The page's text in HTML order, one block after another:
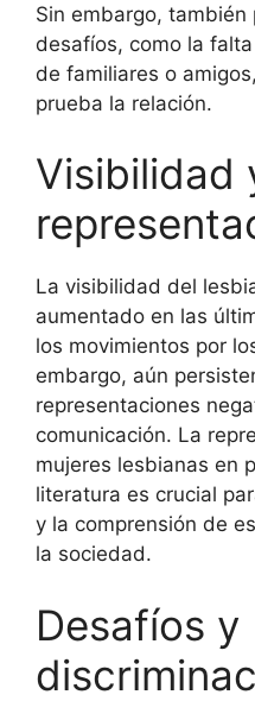
Sin embargo,
desafíos, como la
de familiares o
prueba la relación.
Visibilidad
La visibilidad del
aumentado en las
los movimientos por
embargo, aún
representaciones
comunicación. La
mujeres lesbianas en
literatura es crucial
y la comprensión de
la sociedad.
Desafíos y